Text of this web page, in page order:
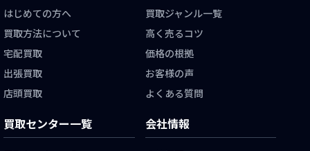
はじめての方へ
買取方法について
宅配買取
出張買取
店頭買取
買取ジャンル一覧
高く売るコツ
価格の根拠
お客様の声
よくある質問
買取センター一覧 会社情報